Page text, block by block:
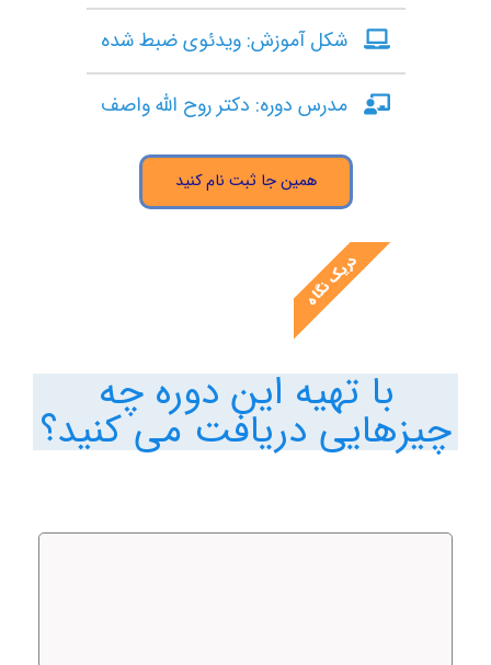
شکل آموزش: ویدئوی ضبط شده
مدرس دوره: دکتر روح الله واصف
همین جا ثبت نام کنید
دریک نگاه
با تهیه این دوره چه
چیزهایی دریافت می کنید؟